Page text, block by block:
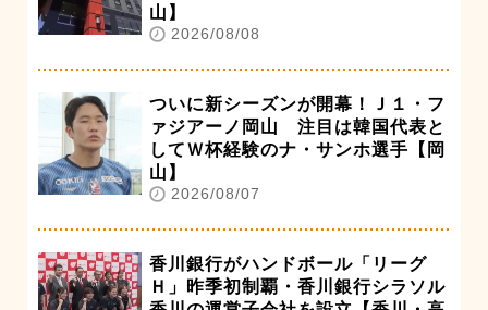
山】
2026/08/08
ついに新シーズンが開幕！Ｊ１・フ
ァジアーノ岡山 注目は韓国代表と
してＷ杯経験のナ・サンホ選手【岡
山】
2026/08/07
香川銀行がハンドボール「リーグ
Ｈ」昨季初制覇・香川銀行シラソル